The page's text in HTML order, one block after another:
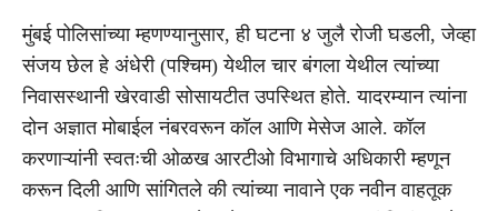
मुंबई पोलिसांच्या म्हणण्यानुसार, ही घटना ४ जुलै रोजी घडली, जेव्हा
संजय छेल हे अंधेरी (पश्चिम) येथील चार बंगला येथील त्यांच्या
निवासस्थानी खेरवाडी सोसायटीत उपस्थित होते. यादरम्यान त्यांना
दोन अज्ञात मोबाईल नंबरवरून कॉल आणि मेसेज आले. कॉल
करणाऱ्यांनी स्वतःची ओळख आरटीओ विभागाचे अधिकारी म्हणून
करून दिली आणि सांगितले की त्यांच्या नावाने एक नवीन वाहतूक